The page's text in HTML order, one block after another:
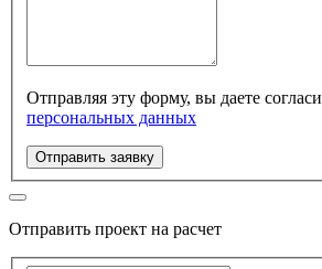
Отправляя эту форму, вы даете
персональных данных
Отправить заявку
Отправить проект на расчет